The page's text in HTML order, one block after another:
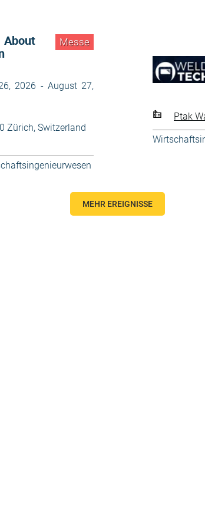
Messe
2026 - August 27,
Zürich, Switzerland
Ptak
MEHR EREIGNISSE